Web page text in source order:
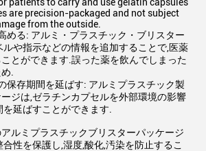
are precision-packaged and not subject
from the outside.
める: アルミ・プラスチック・ブリスター
や指示などの情報を追加することで,医薬
とができます.誤った薬を飲んでしまった
.
保存期間を延ばす: アルミプラスチック製
ジは,ゼラチンカプセルを外部環境の影響
延ばすことができます.
ルミプラスチックブリスターパッケージ
性を保護し,湿度,酸化,汚染を防止するこ